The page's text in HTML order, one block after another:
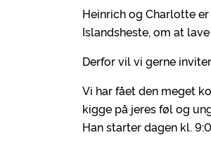
Heinrich og Charlotte
Islandsheste, om at
Derfor vil vi gerne
Vi har fået den meget
kigge på jeres føl og
Han starter dagen kl.